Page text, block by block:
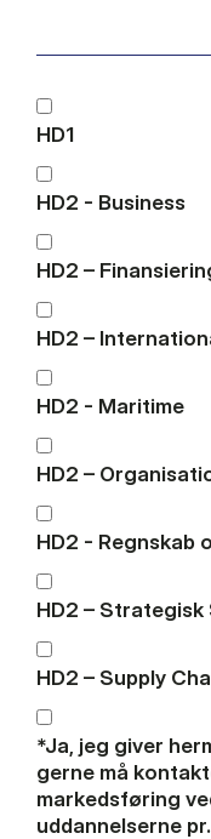
HD1
HD2 - Business
HD2 –
HD2 –
HD2 - Maritime
HD2 –
HD2 - Regnskab
HD2 –
HD2 – Supply
*Ja, jeg giver
gerne må
markedsføring
uddannelserne